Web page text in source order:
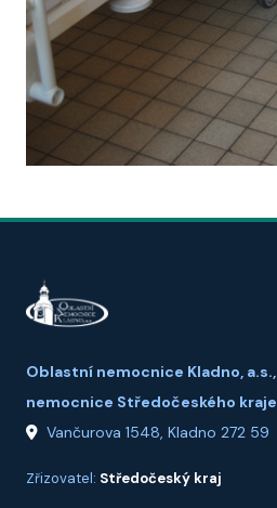
Oblastní nemocnice Kladno, a.s.,
nemocnice Středočeského kraje
Vančurova 1548, Kladno 272 59
Zřizovatel: Středočeský kraj